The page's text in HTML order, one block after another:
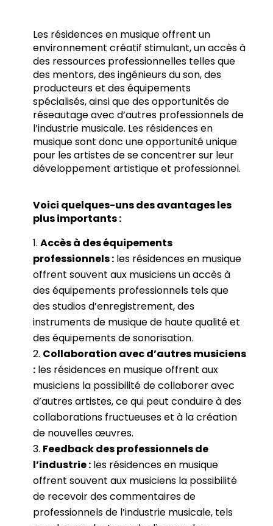
Les résidences en musique offrent un
environnement créatif stimulant, un accès à
des ressources professionnelles telles que
des mentors, des ingénieurs du son, des
producteurs et des équipements
spécialisés, ainsi que des opportunités de
réseautage avec d’autres professionnels de
l’industrie musicale. Les résidences en
musique sont donc une opportunité unique
pour les artistes de se concentrer sur leur
développement artistique et professionnel.
Voici quelques-uns des avantages les
plus importants :
Accès à des équipements
professionnels :les résidences en musique
offrent souvent aux musiciens un accès à
des équipements professionnels tels que
des studios d’enregistrement, des
instruments de musique de haute qualité et
des équipements de sonorisation.
Collaboration avec d’autres musiciens
:les résidences en musique offrent aux
musiciens la possibilité de collaborer avec
d’autres artistes, ce qui peut conduire à des
collaborations fructueuses et à la création
de nouvelles œuvres.
Feedback des professionnels de
l’industrie :les résidences en musique
offrent souvent aux musiciens la possibilité
de recevoir des commentaires de
professionnels de l’industrie musicale, tels